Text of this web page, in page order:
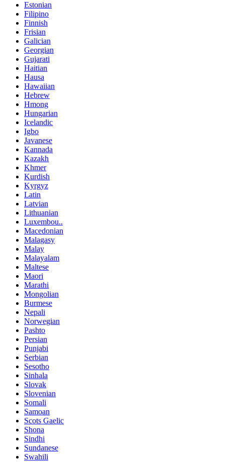
Estonian
Filipino
Finnish
Frisian
Galician
Georgian
Gujarati
Haitian
Hausa
Hawaiian
Hebrew
Hmong
Hungarian
Icelandic
Igbo
Javanese
Kannada
Kazakh
Khmer
Kurdish
Kyrgyz
Latin
Latvian
Lithuanian
Luxembou..
Macedonian
Malagasy
Malay
Malayalam
Maltese
Maori
Marathi
Mongolian
Burmese
Nepali
Norwegian
Pashto
Persian
Punjabi
Serbian
Sesotho
Sinhala
Slovak
Slovenian
Somali
Samoan
Scots Gaelic
Shona
Sindhi
Sundanese
Swahili